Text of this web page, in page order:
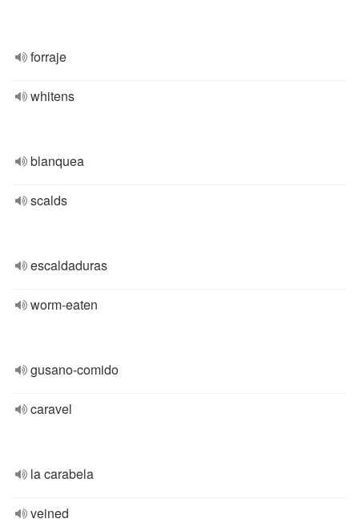
forraje
whitens
blanquea
scalds
escaldaduras
worm-eaten
gusano-comido
caravel
la carabela
veined